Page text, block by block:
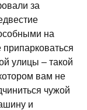
за
на
улицы – такой
вам не
чужой
и